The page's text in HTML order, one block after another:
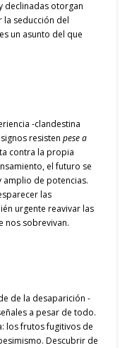
declinadas otorgan
la seducción del
un asunto del que
-clandestina
resistenpese a
contra la propia
el futuro se
amplio de potencias.
las
urgente reavivar las
nos sobrevivan.
de la desaparición -
a pesar de todo.
los frutos fugitivos de
Descubrir de